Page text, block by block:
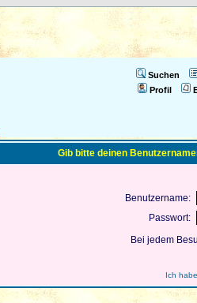
Suchen
Profil
Gib bitte deinen
Benutzername:
Passwort:
Bei jedem
Ich